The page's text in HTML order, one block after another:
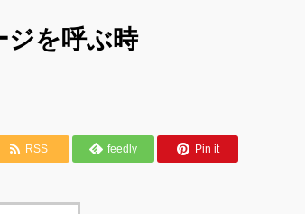
ジを呼ぶ時
RSS feedly Pin it